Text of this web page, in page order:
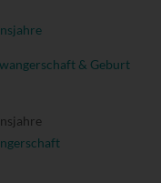
& Geburt